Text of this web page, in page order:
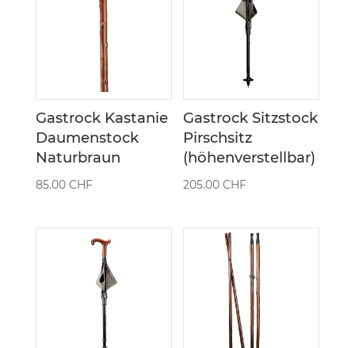
Gastrock Kastanie
Daumenstock
Naturbraun
85.00 CHF
Gastrock Sitzstock
Pirschsitz
(höhenverstellbar)
205.00CHF